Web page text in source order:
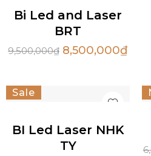
Bi Led and Laser
BRT
9,500,000₫ 8,500,000₫
Sale
BI Led Laser NHK
TY